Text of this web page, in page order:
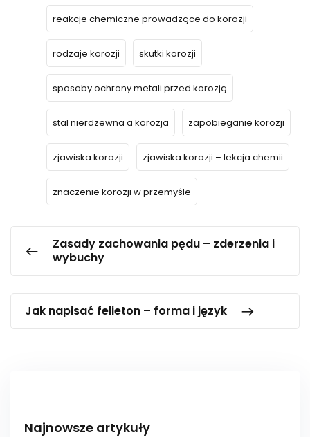
reakcje chemiczne prowadzące do korozji
rodzaje korozji skutki korozji
sposoby ochrony metali przed korozją
stal nierdzewna a korozja zapobieganie korozji
zjawiska korozji zjawiska korozji – lekcja chemii
znaczenie korozji w przemyśle
Zasady zachowania pędu – zderzenia i
wybuchy
Jak napisać felieton – forma i język
Najnowsze artykuły